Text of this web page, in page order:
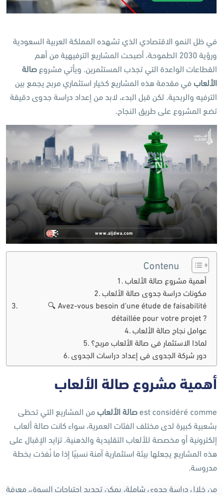
في ظل النمو الاقتصادي الذي تشهده المملكة العربية السعودية
ورؤية 2030 الطموحة، أصبحت المشاريع الترفيهية من أهم
القطاعات الواعدة التي تجذب المستثمرين. ويأتي مشروع صالة
الألعاب في مقدمة هذه المشاريع كخيار استثماري مربح يجمع بين
الترفيه والربحية. لكن قبل البدء، لابد من إعداد دراسة جدوى دقيقة
تضع المشروع على طريق النجاح.
Contenu
أهمية مشروع صالة الألعاب
مكونات دراسة جدوى صالة الألعاب
🔍 Avez-vous besoin d'une étude de faisabilité
détaillée pour votre projet ?
عوامل نجاح صالة الألعاب
لماذا الاستثمار في صالة الألعاب مربح؟
دور شركة الجدوى في إعداد دراسات الجدوى
أهمية مشروع صالة الألعاب
est considéré comme صالة الألعابمن المشاريع التي تحظى
بشعبية كبيرة لدى مختلف الفئات العمرية، سواء كانت صالة ألعاب
إلكترونية أو مخصصة للألعاب التقليدية والذهنية. تزايد الإقبال على
هذه المشاريع يجعلها بيئة استثمارية آمنة نسبيًا إذا ما نُفذت بخطة
مدروسة.
من خلال دراسة جدوى شاملة، يمكن تحديد احتياجات السوق، معرفة